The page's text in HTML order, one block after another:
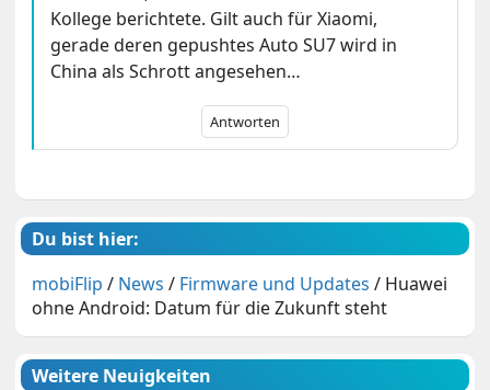
Kollege berichtete. Gilt auch für Xiaomi,
gerade deren gepushtes Auto SU7 wird in
China als Schrott angesehen…
Antworten
Du bist hier:
mobiFlip / News / Firmware und Updates / Huawei
ohne Android: Datum für die Zukunft steht
Weitere Neuigkeiten